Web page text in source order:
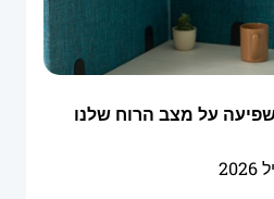
על מצב הרוח שלנו